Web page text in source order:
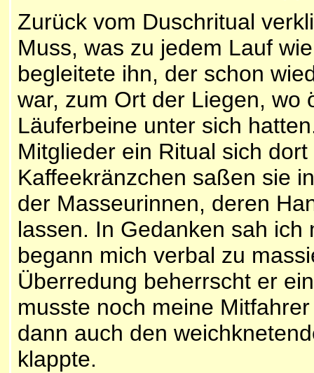
Zurück vom Duschritual
Muss, was zu jedem Lauf
begleitete ihn, der schon
war, zum Ort der Liegen, wo
Läuferbeine unter sich
Mitglieder ein Ritual sich
Kaffeekränzchen saßen sie
der Masseurinnen, deren
lassen. In Gedanken sah
begann mich verbal zu
Überredung beherrscht er
musste noch meine
dann auch den
klappte.